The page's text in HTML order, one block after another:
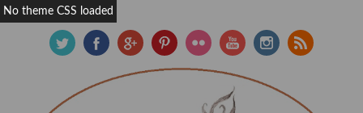
No theme CSS loaded